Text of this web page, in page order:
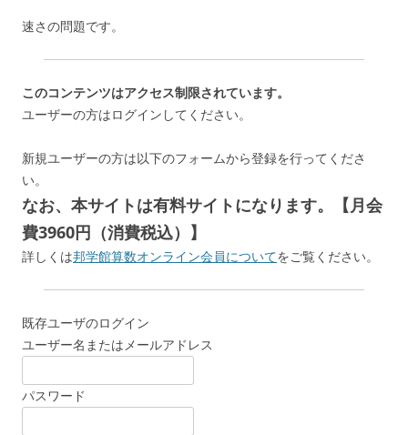
速さの問題です。
このコンテンツはアクセス制限されています。
ユーザーの方はログインしてください。
新規ユーザーの方は以下のフォームから登録を行ってくださ
い。
なお、本サイトは有料サイトになります。【月会
費3960円（消費税込）】
詳しくは邦学館算数オンライン会員についてをご覧ください。
既存ユーザのログイン
ユーザー名またはメールアドレス
パスワード